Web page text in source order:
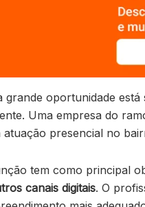
grande oportunidade
Uma empresa do
atuação presencial no
tem como principal
canais digitais. O